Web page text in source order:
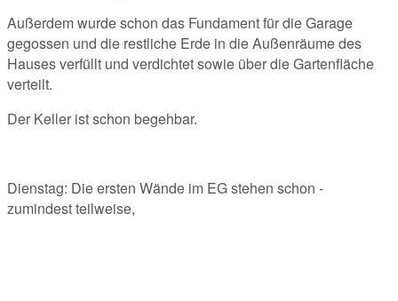
Außerdem wurde schon das Fundament für die Garage
gegossen und die restliche Erde in die Außenräume des
Hauses verfüllt und verdichtet sowie über die Gartenfläche
verteilt.
Der Keller ist schon begehbar.
Dienstag: Die ersten Wände im EG stehen schon -
zumindest teilweise,